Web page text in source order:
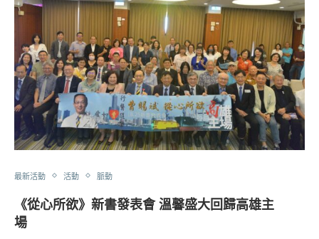
最新活動 活動 脈動
《從心所欲》新書發表會 溫馨盛大回歸高雄主
場